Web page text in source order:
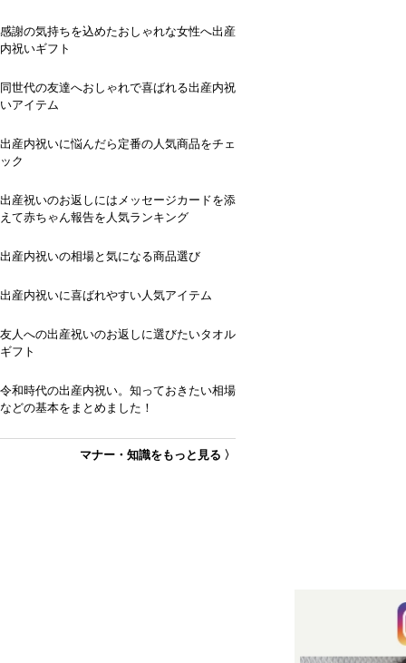
感謝の気持ちを込めたおしゃれな女性へ出産
内祝いギフト
同世代の友達へおしゃれで喜ばれる出産内祝
いアイテム
出産内祝いに悩んだら定番の人気商品をチェ
ック
出産祝いのお返しにはメッセージカードを添
えて赤ちゃん報告を人気ランキング
出産内祝いの相場と気になる商品選び
出産内祝いに喜ばれやすい人気アイテム
友人への出産祝いのお返しに選びたいタオル
ギフト
令和時代の出産内祝い。知っておきたい相場
などの基本をまとめました！
マナー・知識をもっと見る 〉